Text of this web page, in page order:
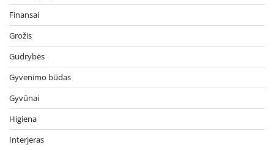
Finansai
Grožis
Gudrybės
Gyvenimo būdas
Gyvūnai
Higiena
Interjeras